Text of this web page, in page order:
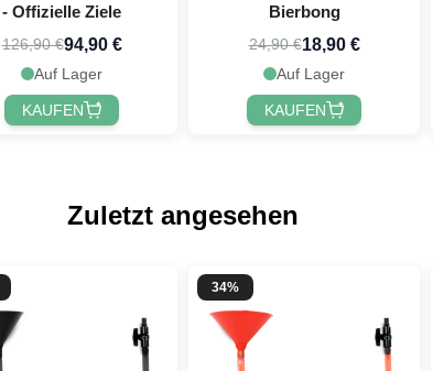
- Offizielle Ziele
126,90 €94,90 €
Auf Lager
KAUFEN
Bierbong
24,90 €18,90 €
Auf Lager
KAUFEN
Zuletzt angesehen
34%